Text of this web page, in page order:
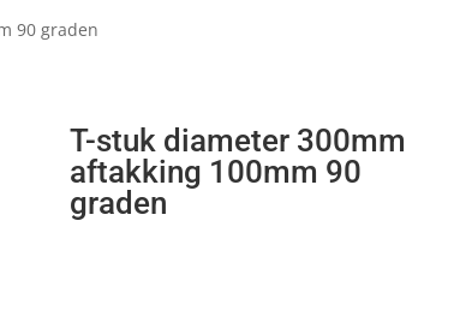
90 graden
T-stuk diameter 300mm
aftakking 100mm 90
graden